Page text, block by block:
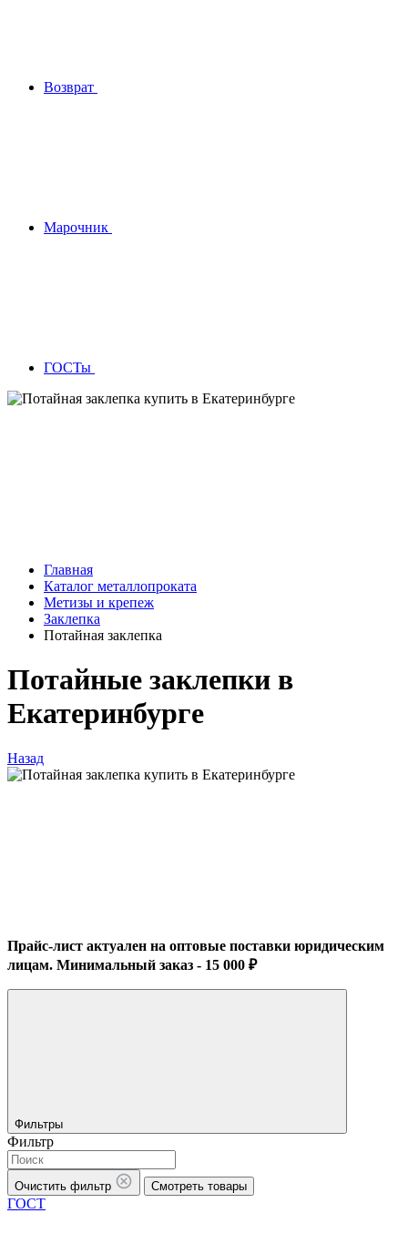
Возврат
Марочник
ГОСТы
Главная
Каталог металлопроката
Метизы и крепеж
Заклепка
Потайная заклепка
Потайные заклепки в
Екатеринбурге
Назад
Прайс-лист актуален на оптовые поставки юридическим
лицам. Минимальный заказ - 15 000 ₽
Фильтры
Фильтр
Очистить фильтр Смотреть товары
ГОСТ